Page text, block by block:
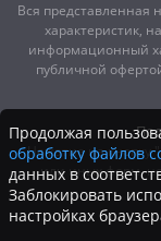
Вся представленная
характеристик,
информационный
публичной
Нажатие на кнопку
или иных форм,
Продолжая
обработку файлов
данных в
Заблокировать
настройках